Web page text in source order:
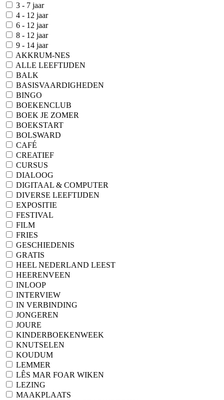
3 - 7 jaar
4 - 12 jaar
6 - 12 jaar
8 - 12 jaar
9 - 14 jaar
AKKRUM-NES
ALLE LEEFTIJDEN
BALK
BASISVAARDIGHEDEN
BINGO
BOEKENCLUB
BOEK JE ZOMER
BOEKSTART
BOLSWARD
CAFÉ
CREATIEF
CURSUS
DIALOOG
DIGITAAL & COMPUTER
DIVERSE LEEFTIJDEN
EXPOSITIE
FESTIVAL
FILM
FRIES
GESCHIEDENIS
GRATIS
HEEL NEDERLAND LEEST
HEERENVEEN
INLOOP
INTERVIEW
IN VERBINDING
JONGEREN
JOURE
KINDERBOEKENWEEK
KNUTSELEN
KOUDUM
LEMMER
LÊS MAR FOAR WIKEN
LEZING
MAAKPLAATS